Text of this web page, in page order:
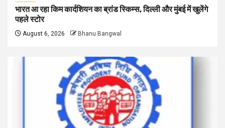
भारत आ रहा किम कार्दशियन का ब्रांड स्किम्स, दिल्ली और मुंबई में खुलेंगे
पहले स्टोर
August 6, 2026 Bhanu Bangwal